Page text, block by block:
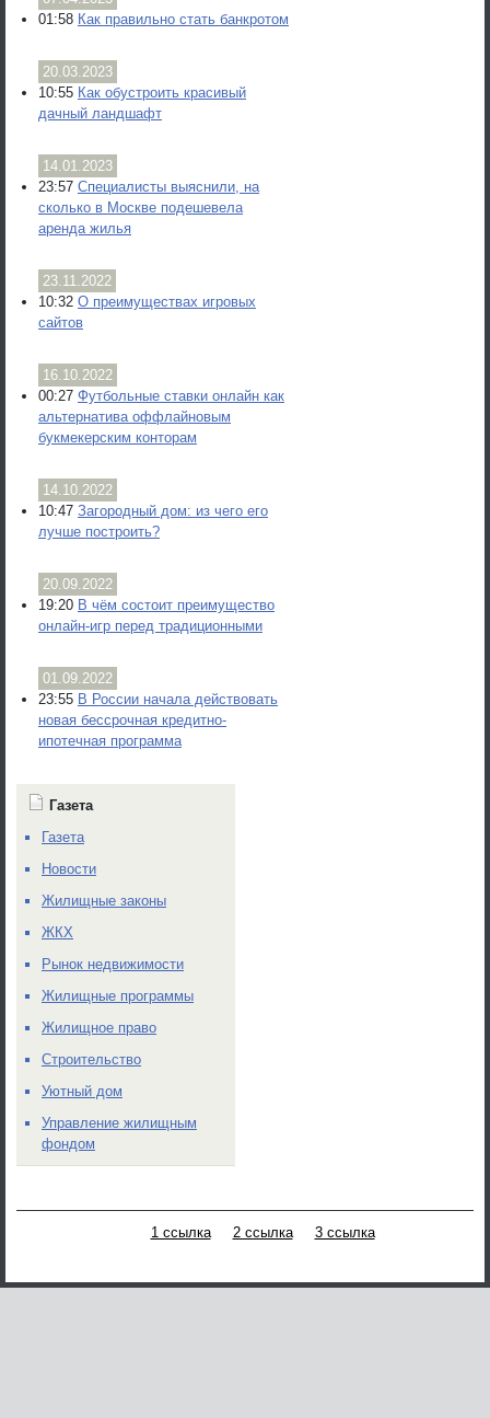
01:58 Как правильно стать банкротом
20.03.2023
10:55 Как обустроить красивый
дачный ландшафт
14.01.2023
23:57 Специалисты выяснили, на
сколько в Москве подешевела
аренда жилья
23.11.2022
10:32 О преимуществах игровых
сайтов
16.10.2022
00:27 Футбольные ставки онлайн как
альтернатива оффлайновым
букмекерским конторам
14.10.2022
10:47 Загородный дом: из чего его
лучше построить?
20.09.2022
19:20 В чём состоит преимущество
онлайн-игр перед традиционными
01.09.2022
23:55 В России начала действовать
новая бессрочная кредитно-
ипотечная программа
Газета
Газета
Новости
Жилищные законы
ЖКХ
Рынок недвижимости
Жилищные программы
Жилищное право
Строительство
Уютный дом
Управление жилищным
фондом
1 ссылка 2 ссылка 3 ссылка